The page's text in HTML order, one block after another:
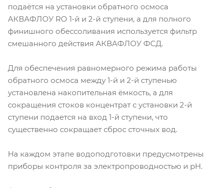
подаётся на установки обратного осмоса
АКВАФЛОУ RO 1-й и 2-й ступени, а для полного
финишного обессоливания используется фильтр
смешанного действия АКВАФЛОУ ФСД.
Для обеспечения равномерного режима работы
обратного осмоса между 1-й и 2-й ступенью
установлена накопительная ёмкость, а для
сокращения стоков концентрат с установки 2-й
ступени подается на вход 1-й ступени, что
существенно сокращает сброс сточных вод.
На каждом этапе водоподготовки предусмотрены
приборы контроля за электропроводностью и рН.